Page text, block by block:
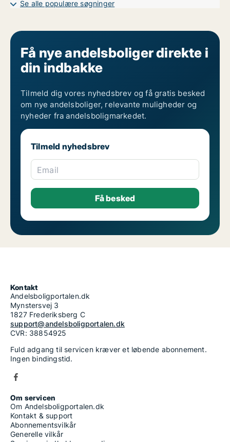
1-værelses andelsboliger til salg i Århus N
Se alle populære søgninger
Få nye andelsboliger direkte i
din indbakke
Tilmeld dig vores nyhedsbrev og få gratis besked
om nye andelsboliger, relevante muligheder og
nyheder fra andelsboligmarkedet.
Tilmeld nyhedsbrev
Email
Kontakt
Andelsboligportalen.dk
Mynstersvej 3
1827 Frederiksberg C
support@andelsboligportalen.dk
CVR: 38854925
Fuld adgang til servicen kræver et løbende abonnement.
Ingen bindingstid.
Om servicen
Om Andelsboligportalen.dk
Kontakt & support
Abonnementsvilkår
Generelle vilkår